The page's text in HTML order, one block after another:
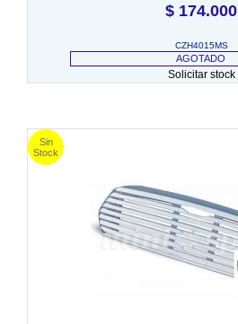
$ 174.000
CZH4015MS
AGOTADO
Solicitar stock